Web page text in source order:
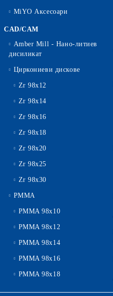
MiYO Аксесоари
CAD/CAM
Amber Mill - Нано-литиев
дисиликат
Циркониеви дискове
Zr 98x12
Zr 98x14
Zr 98x16
Zr 98x18
Zr 98x20
Zr 98x25
Zr 98x30
PMMA
PMMA 98x10
PMMA 98x12
PMMA 98x14
PMMA 98x16
PMMA 98x18